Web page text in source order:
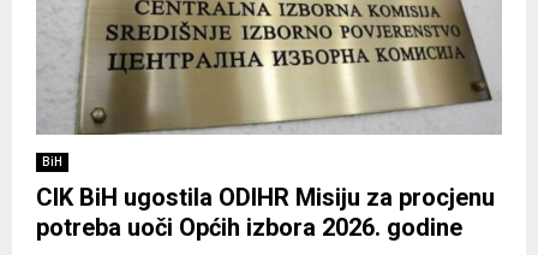
BiH
CIK BiH ugostila ODIHR Misiju za procjenu
potreba uoči Općih izbora 2026. godine